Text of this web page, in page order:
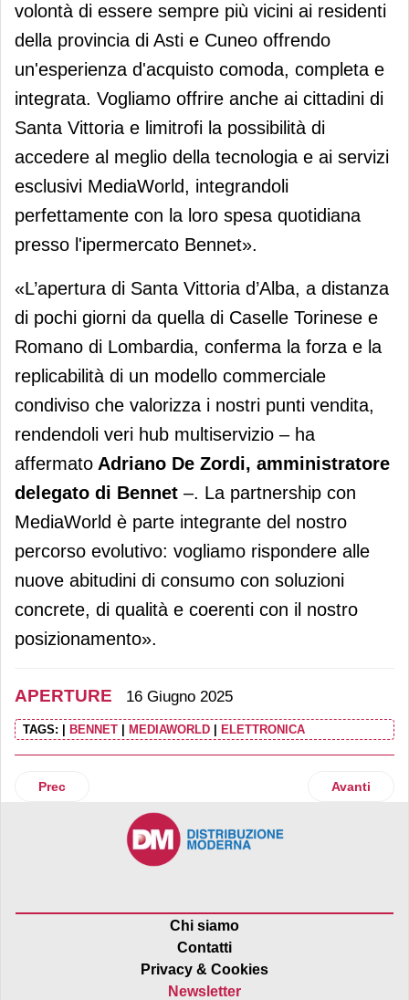
volontà di essere sempre più vicini ai residenti
della provincia di Asti e Cuneo offrendo
un'esperienza d'acquisto comoda, completa e
integrata. Vogliamo offrire anche ai cittadini di
Santa Vittoria e limitrofi la possibilità di
accedere al meglio della tecnologia e ai servizi
esclusivi MediaWorld, integrandoli
perfettamente con la loro spesa quotidiana
presso l'ipermercato Bennet».
«L’apertura di Santa Vittoria d’Alba, a distanza
di pochi giorni da quella di Caselle Torinese e
Romano di Lombardia, conferma la forza e la
replicabilità di un modello commerciale
condiviso che valorizza i nostri punti vendita,
rendendoli veri hub multiservizio – ha
affermato Adriano De Zordi, amministratore
delegato di Bennet –. La partnership con
MediaWorld è parte integrante del nostro
percorso evolutivo: vogliamo rispondere alle
nuove abitudini di consumo con soluzioni
concrete, di qualità e coerenti con il nostro
posizionamento».
APERTURE 16 Giugno 2025
TAGS: BENNET MEDIAWORLD ELETTRONICA
Articolo precedente: Carrefour Italia inaugura uno store
Prec Articolo
Avanti
Chi siamo
Contatti
Privacy & Cookies
Newsletter